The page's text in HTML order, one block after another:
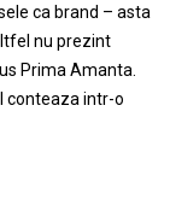
ca brand – asta
nu prezint
Prima Amanta.
conteaza intr-o